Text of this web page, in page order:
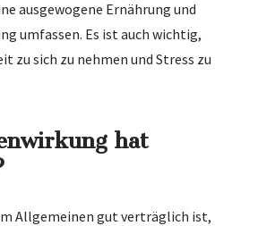
ausgewogene Ernährung und
umfassen. Es ist auch wichtig,
zu sich zu nehmen und Stress zu
hat
Allgemeinen gut verträglich ist,